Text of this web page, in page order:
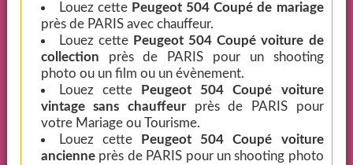
Louez cette Peugeot 504 Coupé de mariage
près de PARIS avec chauffeur.
Louez cette Peugeot 504 Coupé voiture de
collection près de PARIS pour un shooting
photo ou un film ou un évènement.
Louez cette
Peugeot 504 Coupé voiture
vintage sans chauffeurprès de PARIS pour
votre Mariage ou Tourisme.
Louez cette
Peugeot 504 Coupé voiture
ancienneprès de PARIS pour un shooting photo